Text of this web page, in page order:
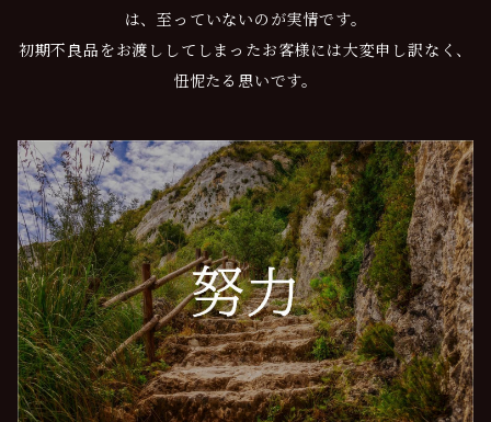
は、至っていないのが実情です。
初期不良品をお渡ししてしまったお客様には大変申し訳なく、
忸怩たる思いです。